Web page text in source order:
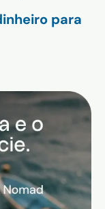
para